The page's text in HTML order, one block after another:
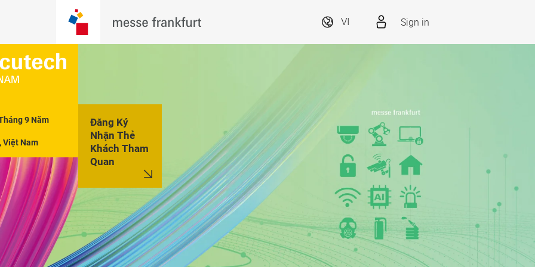
VI Sign in
9 Năm
Việt Nam
Đăng Ký
Nhận Thẻ
Khách Tham
Quan